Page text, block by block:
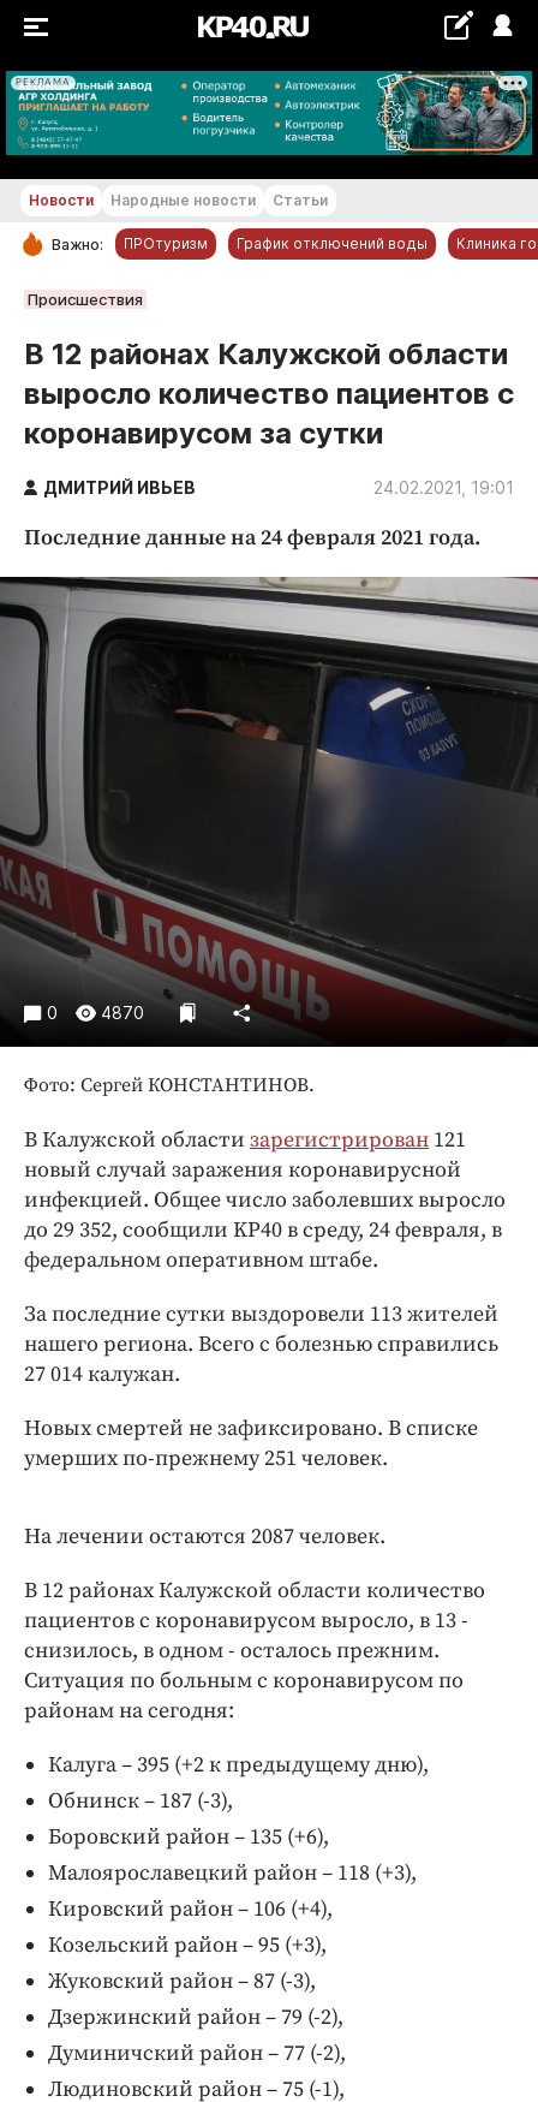
РЕКЛАМА
+24...+25 °С
РУБРИКИ
Обнинск
Новости компаний
Статьи
Народные новости
Авто и транспорт
Криминал
Культура
Недвижимость и ЖКХ
Образование
Общество
Погода
Спорт
Экономика и бизнес
ПРОЕКТЫ
Блоги
Издания
Медиаперсона
Интересное чтиво
Бренд года
Работодатель года
Новости Народные новости Статьи
Важно: ПРОтуризм График отключений воды Клиника
Происшествия
В 12 районах Калужской области
выросло количество пациентов с
коронавирусом за сутки
ДМИТРИЙ ИВЬЕВ 24.02.2021, 19:01
Последние данные на 24 февраля 2021 года.
0 4870
Фото: Сергей КОНСТАНТИНОВ.
В Калужской области зарегистрирован 121
новый случай заражения коронавирусной
инфекцией. Общее число заболевших выросло
до 29 352, сообщили KP40 в среду, 24 февраля, в
федеральном оперативном штабе.
За последние сутки выздоровели 113 жителей
нашего региона. Всего с болезнью справились
27 014 калужан.
Новых смертей не зафиксировано. В списке
умерших по-прежнему 251 человек.
На лечении остаются 2087 человек.
В 12 районах Калужской области количество
пациентов с коронавирусом выросло, в 13 -
снизилось, в одном - осталось прежним.
Ситуация по больным с коронавирусом по
районам на сегодня:
Калуга – 395 (+2 к предыдущему дню),
Обнинск – 187 (-3),
Боровский район – 135 (+6),
Малоярославецкий район – 118 (+3),
Кировский район – 106 (+4),
Козельский район – 95 (+3),
Жуковский район – 87 (-3),
Дзержинский район – 79 (-2),
Думиничский район – 77 (-2),
Людиновский район – 75 (-1),